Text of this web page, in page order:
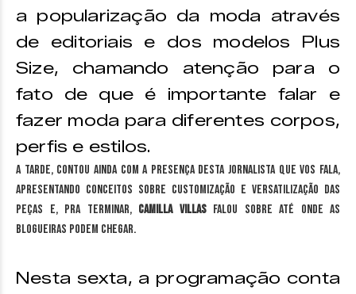
a popularização da moda através
de editoriais e dos modelos Plus
Size, chamando atenção para o
fato de que é importante falar e
fazer moda para diferentes corpos,
perfis e estilos.
A tarde, contou ainda com a presença desta jornalista que vos fala,
apresentando conceitos sobre customização e versatilização das
peças e, pra terminar, Camilla Villasfalou sobre até onde as
blogueiras podem chegar.
Nesta sexta, a programação conta